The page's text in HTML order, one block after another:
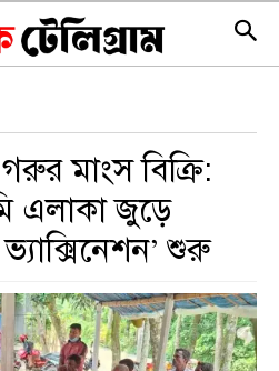
মাংস বিক্রি:
এলাকা জুড়ে
শুরু